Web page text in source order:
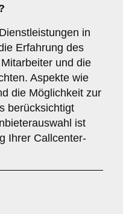
in
Erfahrung des
und die
Aspekte wie
die Möglichkeit zur
berücksichtigt
ist
Ihrer Callcenter-